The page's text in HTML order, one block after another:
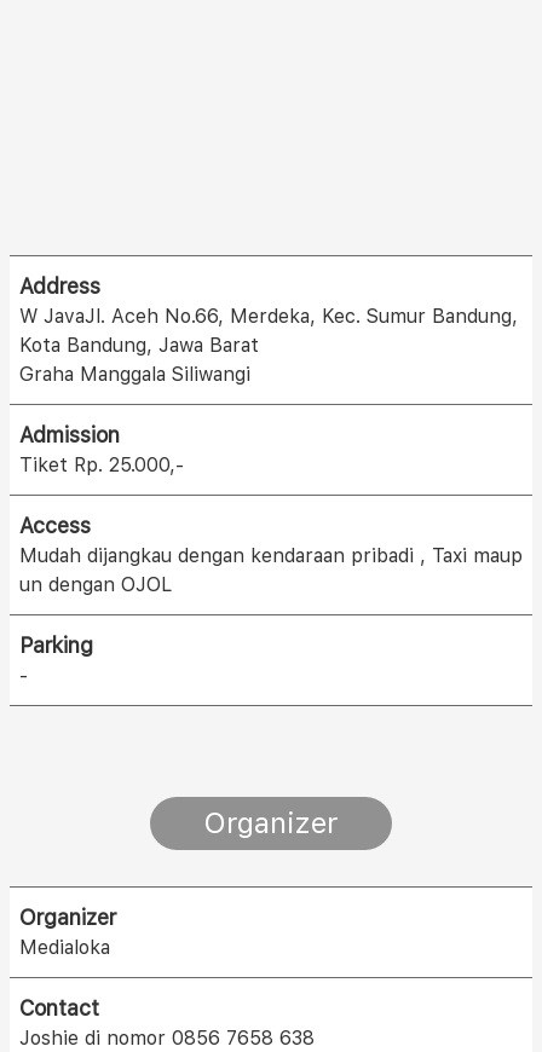
Address
W JavaJl. Aceh No.66, Merdeka, Kec. Sumur Bandung,
Kota Bandung, Jawa Barat
Graha Manggala Siliwangi
Admission
Tiket Rp. 25.000,-
Access
Mudah dijangkau dengan kendaraan pribadi , Taxi maup
un dengan OJOL
Parking
-
Organizer
Organizer
Medialoka
Contact
Joshie di nomor 0856 7658 638